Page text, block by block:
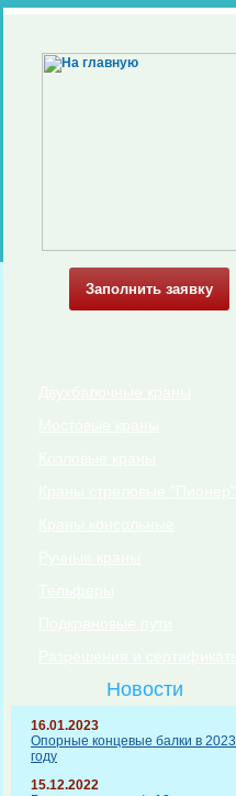
Заполнить заявку
Новости
16.01.2023
Опорные концевые балки в 2023
году
15.12.2022